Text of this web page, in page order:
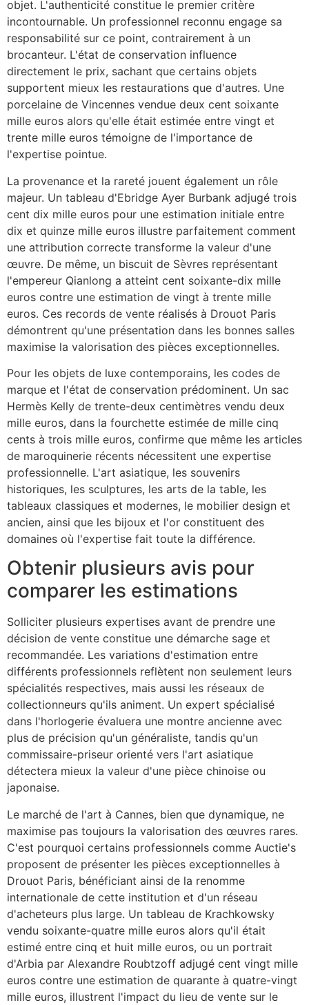
objet. L'authenticité constitue le premier critère
incontournable. Un professionnel reconnu engage sa
responsabilité sur ce point, contrairement à un
brocanteur. L'état de conservation influence
directement le prix, sachant que certains objets
supportent mieux les restaurations que d'autres. Une
porcelaine de Vincennes vendue deux cent soixante
mille euros alors qu'elle était estimée entre vingt et
trente mille euros témoigne de l'importance de
l'expertise pointue.
La provenance et la rareté jouent également un rôle
majeur. Un tableau d'Ebridge Ayer Burbank adjugé trois
cent dix mille euros pour une estimation initiale entre
dix et quinze mille euros illustre parfaitement comment
une attribution correcte transforme la valeur d'une
œuvre. De même, un biscuit de Sèvres représentant
l'empereur Qianlong a atteint cent soixante-dix mille
euros contre une estimation de vingt à trente mille
euros. Ces records de vente réalisés à Drouot Paris
démontrent qu'une présentation dans les bonnes salles
maximise la valorisation des pièces exceptionnelles.
Pour les objets de luxe contemporains, les codes de
marque et l'état de conservation prédominent. Un sac
Hermès Kelly de trente-deux centimètres vendu deux
mille euros, dans la fourchette estimée de mille cinq
cents à trois mille euros, confirme que même les articles
de maroquinerie récents nécessitent une expertise
professionnelle. L'art asiatique, les souvenirs
historiques, les sculptures, les arts de la table, les
tableaux classiques et modernes, le mobilier design et
ancien, ainsi que les bijoux et l'or constituent des
domaines où l'expertise fait toute la différence.
Obtenir plusieurs avis pour
comparer les estimations
Solliciter plusieurs expertises avant de prendre une
décision de vente constitue une démarche sage et
recommandée. Les variations d'estimation entre
différents professionnels reflètent non seulement leurs
spécialités respectives, mais aussi les réseaux de
collectionneurs qu'ils animent. Un expert spécialisé
dans l'horlogerie évaluera une montre ancienne avec
plus de précision qu'un généraliste, tandis qu'un
commissaire-priseur orienté vers l'art asiatique
détectera mieux la valeur d'une pièce chinoise ou
japonaise.
Le marché de l'art à Cannes, bien que dynamique, ne
maximise pas toujours la valorisation des œuvres rares.
C'est pourquoi certains professionnels comme Auctie's
proposent de présenter les pièces exceptionnelles à
Drouot Paris, bénéficiant ainsi de la renomme
internationale de cette institution et d'un réseau
d'acheteurs plus large. Un tableau de Krachkowsky
vendu soixante-quatre mille euros alors qu'il était
estimé entre cinq et huit mille euros, ou un portrait
d'Arbia par Alexandre Roubtzoff adjugé cent vingt mille
euros contre une estimation de quarante à quatre-vingt
mille euros, illustrent l'impact du lieu de vente sur le